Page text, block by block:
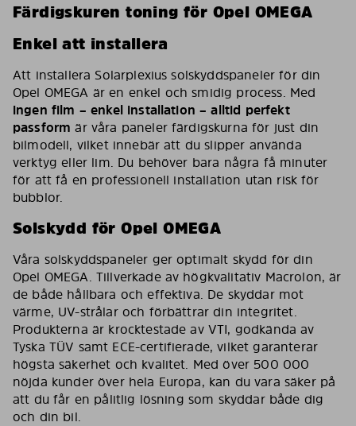
Färdigskuren toning för Opel OMEGA
Enkel att installera
Att installera Solarplexius solskyddspaneler för din
Opel OMEGA är en enkel och smidig process. Med
ingen film – enkel installation – alltid perfekt
passform är våra paneler färdigskurna för just din
bilmodell, vilket innebär att du slipper använda
verktyg eller lim. Du behöver bara några få minuter
för att få en professionell installation utan risk för
bubblor.
Solskydd för Opel OMEGA
Våra solskyddspaneler ger optimalt skydd för din
Opel OMEGA. Tillverkade av högkvalitativ Macrolon, är
de både hållbara och effektiva. De skyddar mot
värme, UV-strålar och förbättrar din integritet.
Produkterna är krocktestade av VTI, godkända av
Tyska TÜV samt ECE-certifierade, vilket garanterar
högsta säkerhet och kvalitet. Med över 500 000
nöjda kunder över hela Europa, kan du vara säker på
att du får en pålitlig lösning som skyddar både dig
och din bil.